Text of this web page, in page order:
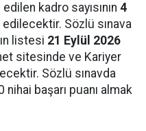
kadro sayısının 4
Sözlü sınava
listesi 21 Eylül 2026
sitesinde ve Kariyer
Sözlü sınavda
nihai başarı puanı almak